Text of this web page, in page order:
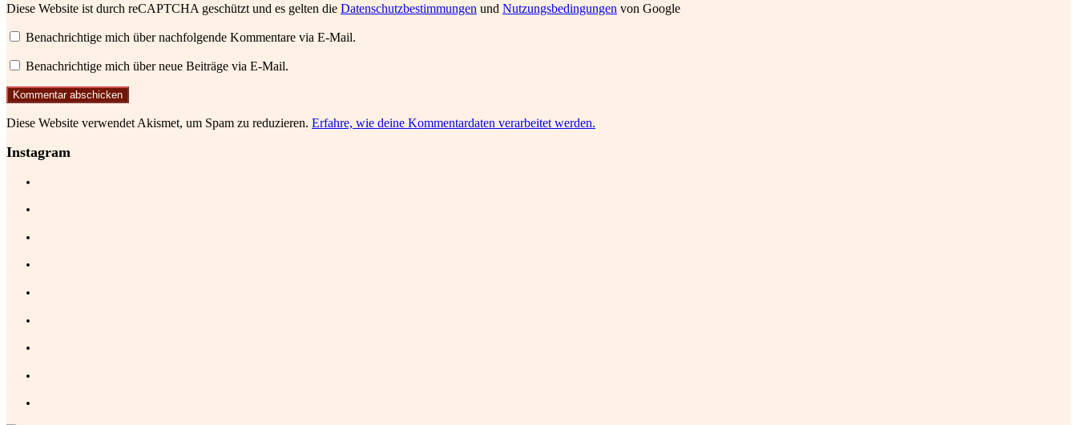
Diese Website ist durch reCAPTCHA geschützt und es gelten die Datenschutzbestimmungen und Nutzungsbedingungen von Google
Benachrichtige mich über nachfolgende Kommentare via E-Mail.
Benachrichtige mich über neue Beiträge via E-Mail.
Diese Website verwendet Akismet, um Spam zu reduzieren. Erfahre, wie deine Kommentardaten verarbeitet werden.
Instagram